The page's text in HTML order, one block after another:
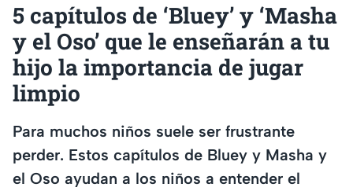
5 capítulos de ‘Bluey’ y ‘Masha
y el Oso’ que le enseñarán a tu
hijo la importancia de jugar
limpio
Para muchos niños suele ser frustrante
perder. Estos capítulos de Bluey y Masha y
el Oso ayudan a los niños a entender el